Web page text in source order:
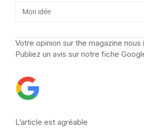
Votre opinion sur the magazine nous
Publiez un avis sur notre fiche
L’article est agréable